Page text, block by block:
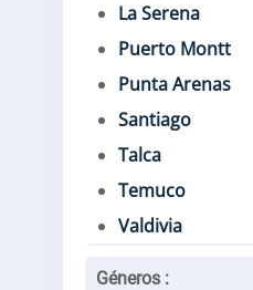
La Serena
Puerto Montt
Punta Arenas
Santiago
Talca
Temuco
Valdivia
Géneros :